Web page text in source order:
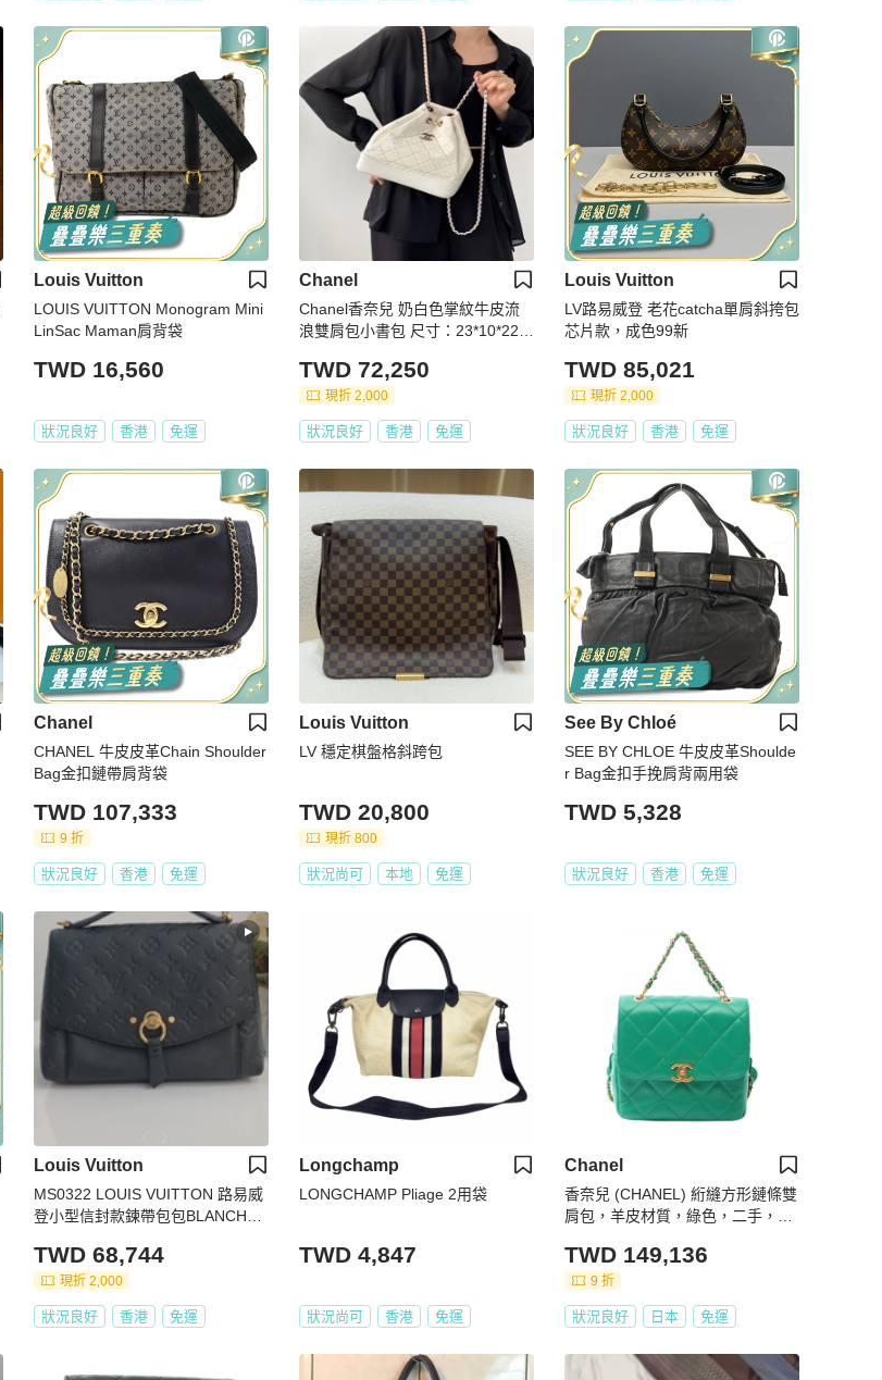
Louis Vuitton
LOUIS VUITTON Monogram Mini
LinSac Maman肩背袋
TWD 16,560
狀況良好 香港 免運
Chanel
Chanel香奈兒 奶白色掌紋牛皮流
浪雙肩包小書包 尺寸：23*10*22c
TWD 72,250
現折 2,000
狀況良好 香港 免運
Louis Vuitton
LV路易威登 老花catcha單肩斜挎包
芯片款，成色99新
TWD 85,021
現折 2,000
狀況良好 香港 免運
Chanel
CHANEL 牛皮皮革Chain Shoulder
Bag金扣鏈帶肩背袋
TWD 107,333
9 折
狀況良好 香港 免運
Louis Vuitton
LV 穩定棋盤格斜跨包
TWD 20,800
現折 800
狀況尚可 本地 免運
See By Chloé
SEE BY CHLOE 牛皮皮革Shoulde
r Bag金扣手挽肩背兩用袋
TWD 5,328
狀況良好 香港 免運
Louis Vuitton
MS0322 LOUIS VUITTON 路易威
登小型信封款鍊帶包包BLANCHE
TWD 68,744
現折 2,000
狀況良好 香港 免運
Longchamp
LONGCHAMP Pliage 2用袋
TWD 4,847
狀況尚可 香港 免運
Chanel
香奈兒 (CHANEL) 絎縫方形鏈條雙
肩包，羊皮材質，綠色，二手，女
TWD 149,136
9 折
狀況良好 日本 免運